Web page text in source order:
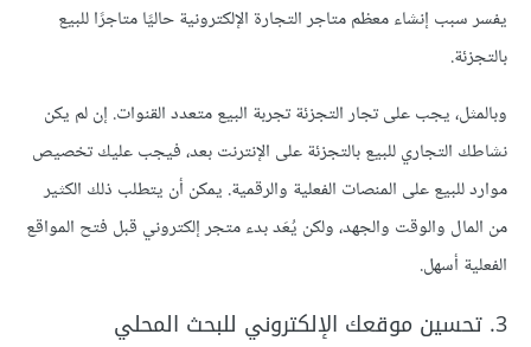
يفسر سبب إنشاء معظم متاجر التجارة الإلكترونية حاليًا متاجرًا للبيع
بالتجزئة.
وبالمثل، يجب على تجار التجزئة تجربة البيع متعدد القنوات. إن لم يكن
نشاطك التجاري للبيع بالتجزئة على الإنترنت بعد، فيجب عليك تخصيص
موارد للبيع على المنصات الفعلية والرقمية. يمكن أن يتطلب ذلك الكثير
من المال والوقت والجهد، ولكن يُعَد بدء متجر إلكتروني قبل فتح المواقع
الفعلية أسهل.
3. تحسين موقعك الإلكتروني للبحث المحلي